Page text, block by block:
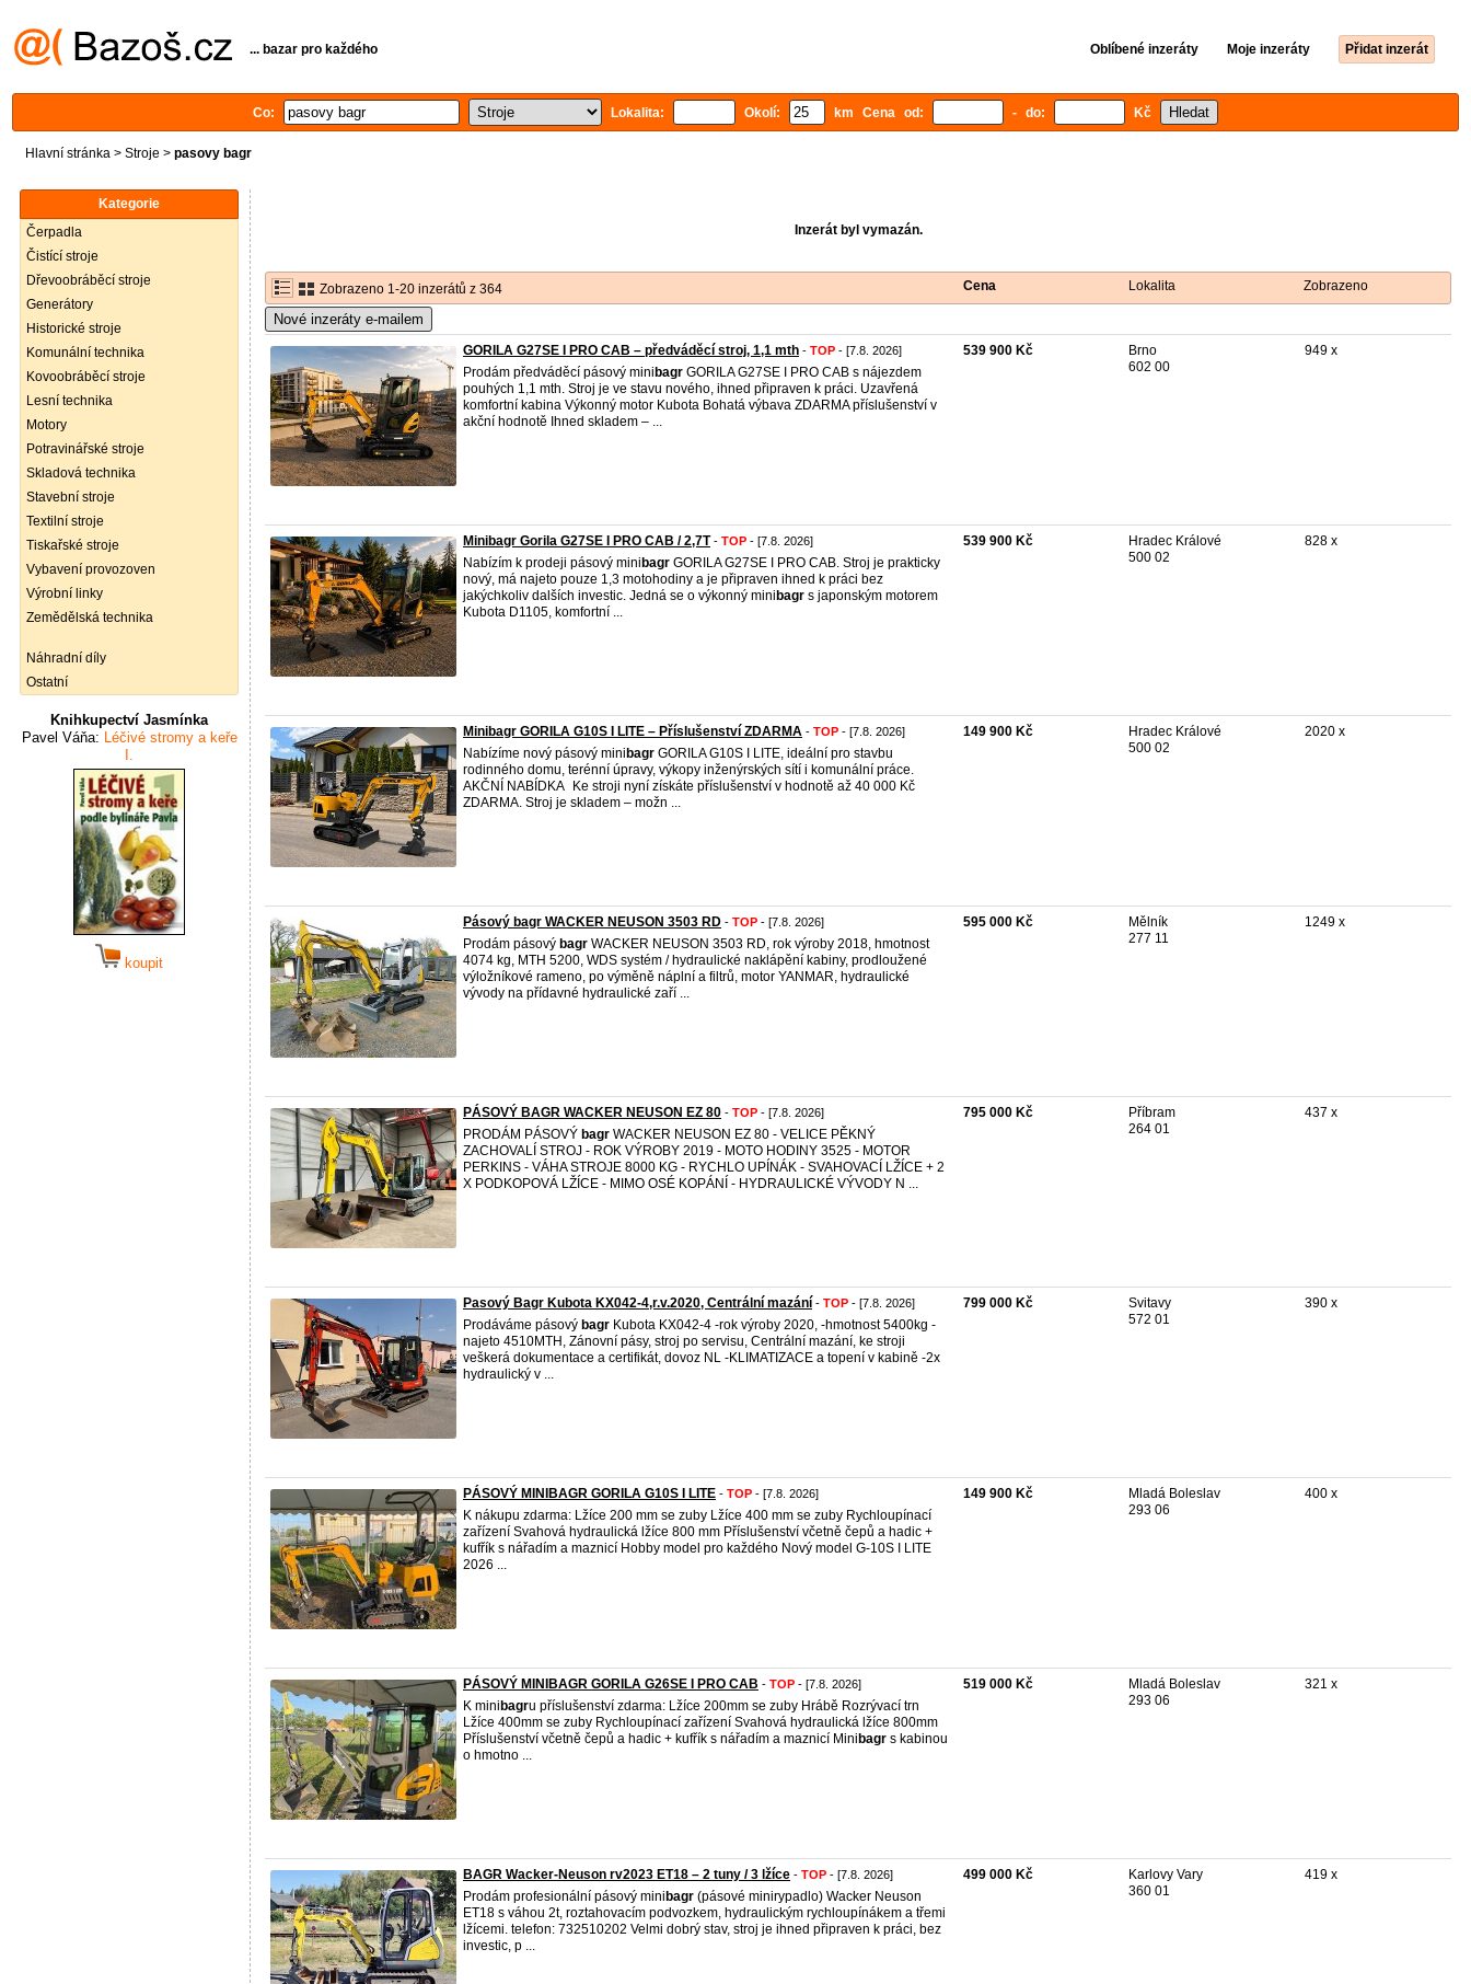
... bazar pro každého Oblíbené inzeráty Moje inzeráty Přidat inzerát
Co: Lokalita: Okolí: km Cena od: - do: Kč
Hlavní stránka > Stroje > pasovy bagr
Kategorie
Čerpadla
Čistící stroje
Dřevoobráběcí stroje
Generátory
Historické stroje
Komunální technika
Kovoobráběcí stroje
Lesní technika
Motory
Potravinářské stroje
Skladová technika
Stavební stroje
Textilní stroje
Tiskařské stroje
Vybavení provozoven
Výrobní linky
Zemědělská technika
Náhradní díly
Ostatní
Knihkupectví Jasmínka
Pavel Váňa: Léčivé stromy a keře
I.
koupit
Inzerát byl vymazán.
Zobrazeno 1-20 inzerátů z 364 Cena Lokalita Zobrazeno
Nové inzeráty e-mailem
GORILA G27SE I PRO CAB – předváděcí stroj, 1,1 mth - TOP - [7.8. 2026]
Prodám předváděcí pásový mini bagr GORILA G27SE I PRO CAB s nájezdem
pouhých 1,1 mth. Stroj je ve stavu nového, ihned připraven k práci. Uzavřená
komfortní kabina Výkonný motor Kubota Bohatá výbava ZDARMA příslušenství v
akční hodnotě Ihned skladem – ...
539 900 Kč
Brno
602 00
949 x
Minibagr Gorila G27SE I PRO CAB / 2,7T- TOP - [7.8. 2026]
Nabízím k prodeji pásový mini bagr GORILA G27SE I PRO CAB. Stroj je prakticky
nový, má najeto pouze 1,3 motohodiny a je připraven ihned k práci bez
jakýchkoliv dalších investic. Jedná se o výkonný mini bagr s japonským motorem
Kubota D1105, komfortní ...
539 900 Kč
Hradec Králové
500 02
828 x
Minibagr GORILA G10S I LITE – Příslušenství ZDARMA - TOP - [7.8. 2026]
Nabízíme nový pásový mini bagr GORILA G10S I LITE, ideální pro stavbu
rodinného domu, terénní úpravy, výkopy inženýrských sítí i komunální práce.
AKČNÍ NABÍDKA Ke stroji nyní získáte příslušenství v hodnotě až 40 000 Kč
ZDARMA. Stroj je skladem – možn ...
149 900 Kč
Hradec Králové
500 02
2020 x
Pásový bagr WACKER NEUSON 3503 RD - TOP - [7.8. 2026]
Prodám pásový bagr WACKER NEUSON 3503 RD, rok výroby 2018, hmotnost
4074 kg, MTH 5200, WDS systém / hydraulické naklápění kabiny, prodloužené
výložníkové rameno, po výměně náplní a filtrů, motor YANMAR, hydraulické
vývody na přídavné hydraulické zaří ...
595 000 Kč
Mělník
277 11
1249 x
PÁSOVÝ BAGR WACKER NEUSON EZ 80 - TOP - [7.8. 2026]
PRODÁM PÁSOVÝ bagr WACKER NEUSON EZ 80 - VELICE PĚKNÝ
ZACHOVALÍ STROJ - ROK VÝROBY 2019 - MOTO HODINY 3525 - MOTOR
PERKINS - VÁHA STROJE 8000 KG - RYCHLO UPÍNÁK - SVAHOVACÍ LŽÍCE + 2
X PODKOPOVÁ LŽÍCE - MIMO OSÉ KOPÁNÍ - HYDRAULICKÉ VÝVODY N ...
795 000 Kč
Příbram
264 01
437 x
Pasový Bagr Kubota KX042-4,r.v.2020, Centrální mazání - TOP - [7.8. 2026]
Prodáváme pásový bagr Kubota KX042-4 -rok výroby 2020, -hmotnost 5400kg -
najeto 4510MTH, Zánovní pásy, stroj po servisu, Centrální mazání, ke stroji
veškerá dokumentace a certifikát, dovoz NL -KLIMATIZACE a topení v kabině -2x
hydraulický v ...
799 000 Kč
Svitavy
572 01
390 x
PÁSOVÝ MINIBAGR GORILA G10S I LITE - TOP - [7.8. 2026]
K nákupu zdarma: Lžíce 200 mm se zuby Lžíce 400 mm se zuby Rychloupínací
zařízení Svahová hydraulická lžíce 800 mm Příslušenství včetně čepů a hadic +
kufřík s nářadím a maznicí Hobby model pro každého Nový model G-10S I LITE
2026 ...
149 900 Kč
Mladá Boleslav
293 06
400 x
PÁSOVÝ MINIBAGR GORILA G26SE I PRO CAB - TOP - [7.8. 2026]
K mini bagru příslušenství zdarma: Lžíce 200mm se zuby Hrábě Rozrývací trn
Lžíce 400mm se zuby Rychloupínací zařízení Svahová hydraulická lžíce 800mm
Příslušenství včetně čepů a hadic + kufřík s nářadím a maznicí Mini bagr s kabinou
o hmotno ...
519 000 Kč
Mladá Boleslav
293 06
321 x
BAGR Wacker-Neuson rv2023 ET18 – 2 tuny / 3 lžíce - TOP - [7.8. 2026]
Prodám profesionální pásový mini bagr (pásové minirypadlo) Wacker Neuson
ET18 s váhou 2t, roztahovacím podvozkem, hydraulickým rychloupínákem a třemi
lžícemi. telefon: 732510202 Velmi dobrý stav, stroj je ihned připraven k práci, bez
investic, p ...
499 000 Kč
Karlovy Vary
360 01
419 x